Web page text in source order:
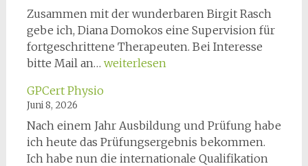
Zusammen mit der wunderbaren Birgit Rasch
gebe ich, Diana Domokos eine Supervision für
fortgeschrittene Therapeuten. Bei Interesse
bitte Mail an… Osteopathie-
am
weiterlesen
GPCert Physio
Juni 8, 2026
Nach einem Jahr Ausbildung und Prüfung habe
ich heute das Prüfungsergebnis bekommen.
Ich habe nun die internationale Qualifikation